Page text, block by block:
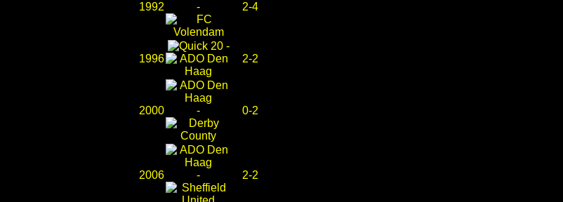
1992 - 2-4
1996
-
2-2
2000 - 0-2
2006 - 2-2